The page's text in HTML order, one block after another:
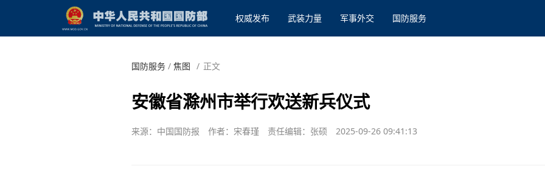
权威发布 武装力量 军事外交 国防服务
国防服务/ 焦图 / 正文
安徽省滁州市举行欢送新兵仪式
来源：中国国防报 作者：宋春瑾 责任编辑：张硕 2025-09-26 09:41:13